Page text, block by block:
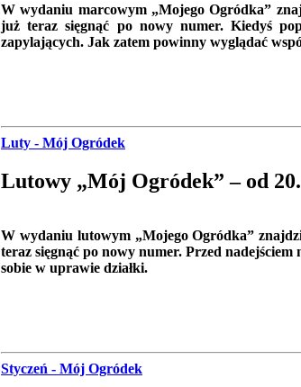
W wydaniu marcowym „Mojego Ogródka”
już teraz sięgnąć po nowy numer. Kiedyś
zapylających. Jak zatem powinny wyglądać
Luty - Mój Ogródek
Lutowy „Mój Ogródek” – od
W wydaniu lutowym „Mojego Ogródka”
teraz sięgnąć po nowy numer. Przed nadejściem
sobie w uprawie działki.
Styczeń - Mój Ogródek